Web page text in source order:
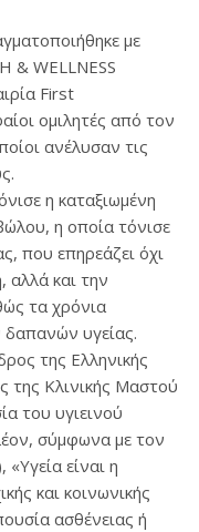
με
& WELLNESS
First
ομιλητές από τον
ανέλυσαν τις
η καταξιωμένη
η οποία τόνισε
που επηρεάζει όχι
αλλά και την
τα χρόνια
υγείας.
της Ελληνικής
της Κλινικής Μαστού
του υγιεινού
σύμφωνα με τον
είναι η
και κοινωνικής
ασθένειας ή